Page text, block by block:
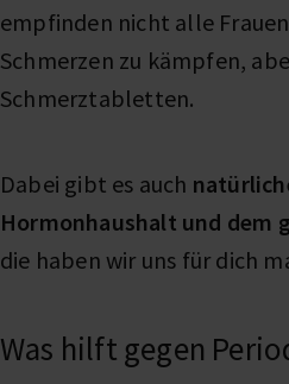
empfinden nicht alle
Schmerzen zu kämpfen,
Schmerztabletten.
Dabei gibt es auch
Hormonhaushalt und dem
die haben wir uns für dich
Was hilft gegen